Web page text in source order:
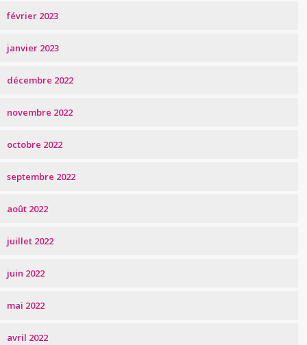
février 2023
janvier 2023
décembre 2022
novembre 2022
octobre 2022
septembre 2022
août 2022
juillet 2022
juin 2022
mai 2022
avril 2022